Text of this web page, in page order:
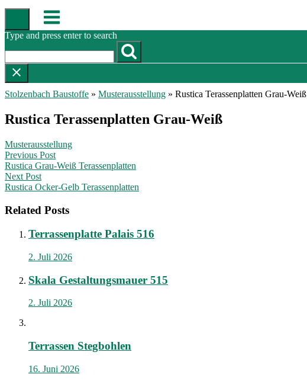
Skip
content
Menu
Type and press enter to search
Stolzenbach Baustoffe » Musterausstellung » Rustica Terassenplatten Grau-Weiß
Rustica Terassenplatten Grau-Weiß
Musterausstellung
Post
navigation
Previous Post
Rustica Grau-Weiß Terassenplatten
Next Post
Rustica Ocker-Gelb Terassenplatten
Related Posts
Terrassenplatte Palais 516
2. Juli 2026
Skala Gestaltungsmauer 515
2. Juli 2026
Terrassen Stegbohlen
16. Juni 2026